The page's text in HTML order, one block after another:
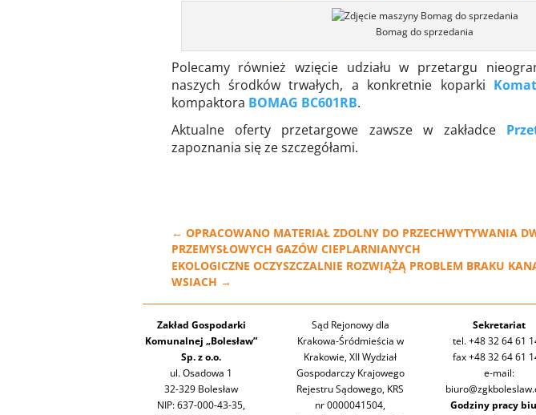
Bomag do sprzedania
Polecamy również wzięcie udziału w przetargu
naszych środków trwałych, a konkretnie koparki
kompaktora BOMAG BC601RB.
Aktualne oferty przetargowe zawsze w zakładce
zapoznania się ze szczegółami.
← OPRACOWANO MATERIAŁ ZDOLNY DO PRZECHWYTYWANIA
PRZEMYSŁOWYCH GAZÓW CIEPLARNIANYCH
EKOLOGICZNE OCZYSZCZALNIE ROZWIĄŻĄ PROBLEM BRAKU
WSIACH →
Zakład Gospodarki
Komunalnej „Bolesław”
Sp. z o.o.
ul. Osadowa 1
32-329 Bolesław
NIP: 637-000-43-35,
Sąd Rejonowy dla
Krakowa-Śródmieścia w
Krakowie, XII Wydział
Gospodarczy Krajowego
Rejestru Sądowego, KRS
nr 0000041504,
Sekretariat
tel. +48 32 64 61
fax +48 32 64 61
e-mail:
Godziny pracy